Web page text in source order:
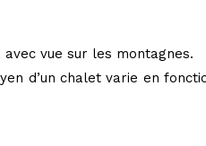
avec vue sur les montagnes.
d’un chalet varie en